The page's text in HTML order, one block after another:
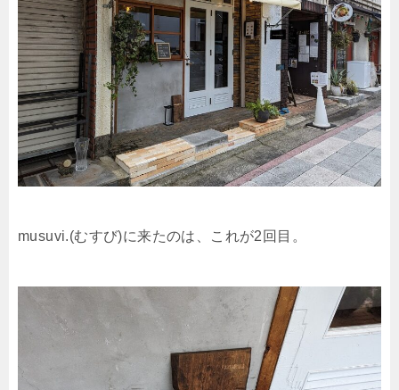
musuvi.(むすび)に来たのは、これが2回目。